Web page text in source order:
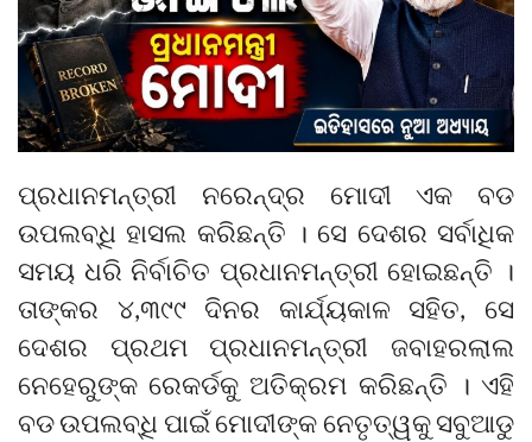
ପ୍ରଧାନମନ୍ତ୍ରୀ ନରେନ୍ଦ୍ର ମୋଦୀ ଏକ ବଡ
ଉପଲବ୍ଧି ହାସଲ କରିଛନ୍ତି । ସେ ଦେଶର ସର୍ବାଧିକ
ସମୟ ଧରି ନିର୍ବାଚିତ ପ୍ରଧାନମନ୍ତ୍ରୀ ହୋଇଛନ୍ତି ।
ତାଙ୍କର ୪,୩୯୯ ଦିନର କାର୍ଯ୍ୟକାଳ ସହିତ, ସେ
ଦେଶର ପ୍ରଥମ ପ୍ରଧାନମନ୍ତ୍ରୀ ଜବାହରଲାଲ
ନେହେରୁଙ୍କ ରେକର୍ଡକୁ ଅତିକ୍ରମ କରିଛନ୍ତି । ଏହି
ବଡ ଉପଲବ୍ଧି ପାଇଁ ମୋଦୀଙ୍କ ନେତୃତ୍ୱକୁ ସବୁଆଡୁ